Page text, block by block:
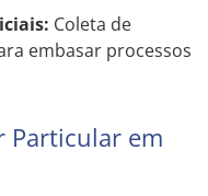
Coleta de
embasar processos
Particular em